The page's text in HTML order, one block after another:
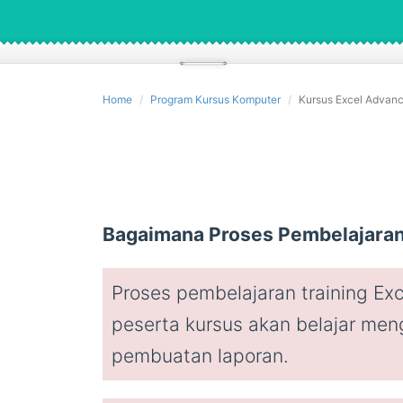
Home Program Kursus Komputer Kursus Excel
Bagaimana Proses
Proses pembelajaran training
peserta kursus akan belajar
pembuatan laporan.